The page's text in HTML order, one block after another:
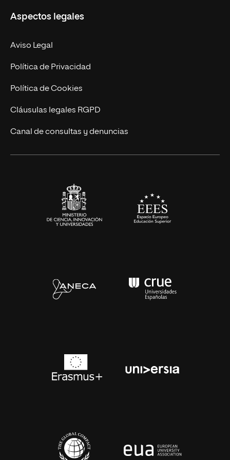
Empresa
MBA
Marketing y Comunicación
Ingeniería
Diseño
Ciencias de la Salud
Nuestro Equipo
Contacto
Aspectos legales
Aviso Legal
Política de Privacidad
Política de Cookies
Cláusulas legales RGPD
Canal de consultas y denuncias